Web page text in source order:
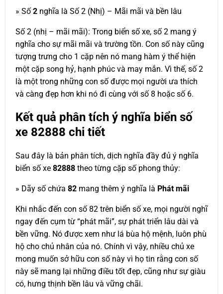
» Số2 nghĩa là Số 2 (Nhị) – Mãi mãi và bền lâu
Số 2 (nhị – mãi mãi): Trong biển số xe, số 2 mang ý
nghĩa cho sự mãi mãi và trường tồn. Con số này cũng
tượng trưng cho 1 cặp nên nó mang hàm ý thể hiện
một cặp song hỷ, hạnh phúc và may mắn. Vì thế, số 2
là một trong những con số được mọi người ưa thích
và càng đẹp hơn khi nó đi cùng với số 8 hoặc số 6.
Kết quả phân tích ý nghĩa biển số
xe 82888 chi tiết
Sau đây là bản phân tích, dịch nghĩa đầy đủ ý nghĩa
biển số xe 82888 theo từng cặp số phong thủy:
» Dãy số chứa 82 mang thêm ý nghĩa là Phát mãi
Khi nhắc đến con số 82 trên biển số xe, mọi người nghĩ
ngay đến cụm từ “phát mãi”, sự phát triển lâu dài và
bền vững. Nó được xem như lá bùa hộ mệnh, luôn phù
hộ cho chủ nhân của nó. Chính vì vậy, nhiều chủ xe
mong muốn sở hữu con số này vì họ tin rằng con số
này sẽ mang lại những điều tốt đẹp, cũng như sự giàu
có, hưng thịnh bền lâu và vững chãi.